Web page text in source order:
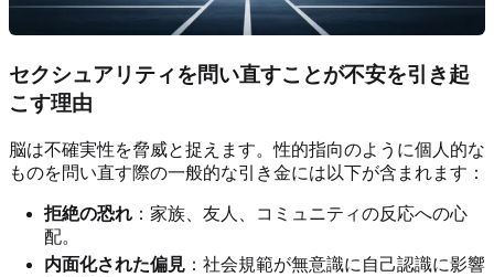
セクシュアリティを問い直すことが不安を引き起
こす理由
脳は不確実性を脅威と捉えます。性的指向のように個人的な
ものを問い直す際の一般的な引き金には以下が含まれます：
拒絶の恐れ ：家族、友人、コミュニティの反応への心
配。
内面化された偏見 ：社会規範が無意識に自己認識に影響